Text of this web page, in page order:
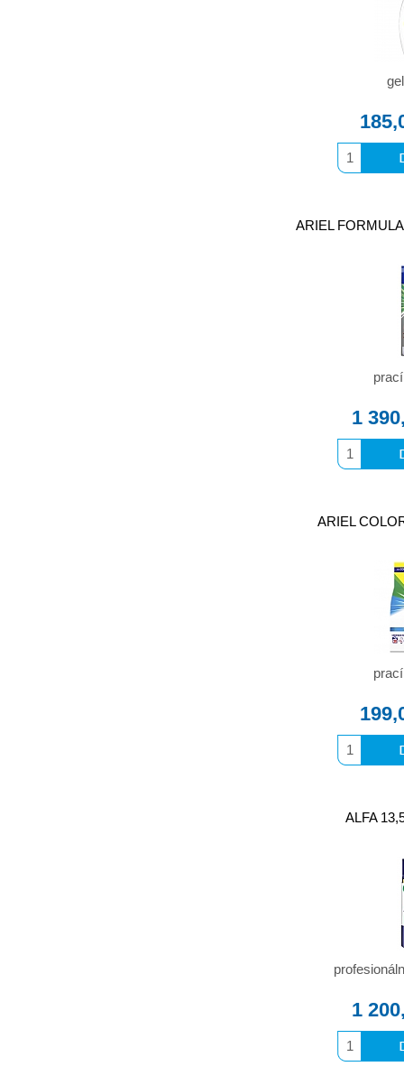
ARIEL
1
ARIEL
ALFA
1